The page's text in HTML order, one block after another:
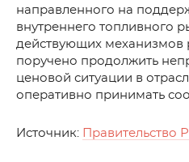
направленного на
внутреннего топливного
действующих механизмов
поручено продолжить
ценовой ситуации в
оперативно принимать
Источник: Правительство